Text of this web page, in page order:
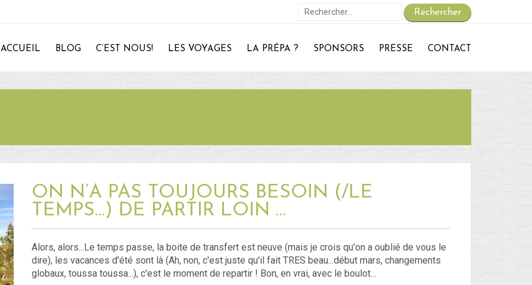
Rechercher :
On repart :
28 – du 18 juin au 22 juin : Bye-Bye Bali… Hello Hong-Kong !
Connexion
Flux des publications
ACCUEIL BLOG C’EST NOUS! LES VOYAGES LA PRÉPA ? SPONSORS PRESSE CONTACT
ON N’A PAS TOUJOURS BESOIN (/LE
TEMPS…) DE PARTIR LOIN …
Alors, alors...Le temps passe, la boite de transfert est neuve (mais je crois qu'on a oublié de vous le
dire), les vacances d'été sont là (Ah, non, c'est juste qu'il fait TRES beau...début mars, changements
globaux, toussa toussa...), c'est le moment de repartir ! Bon, en vrai, avec le boulot…